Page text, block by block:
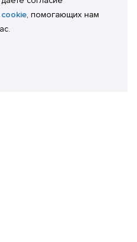
, помогающих нам